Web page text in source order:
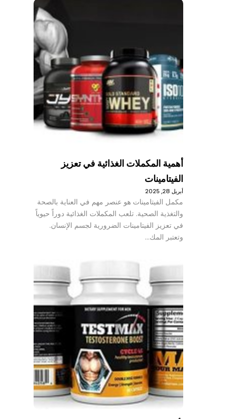
أهمية المكملات الغذائية في تعزيز
الفيتامينات
أبريل 28, 2025
مكمل الفيتامينات هو عنصر مهم في العناية بالصحة
والتغذية الصحية. تلعب المكملات الغذائية دوراً حيوياً
في تعزيز الفيتامينات الضرورية لجسم الإنسان.
وتعتبر المك…